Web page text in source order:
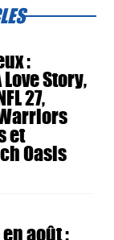
:
Story,
27,
et
Oasis
août :